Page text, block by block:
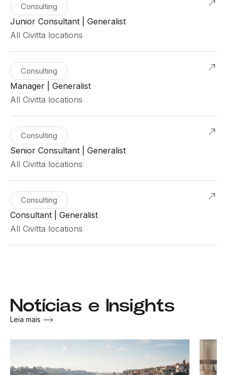
Consulting
Junior Consultant | Generalist
All Civitta locations
Consulting
Manager | Generalist
All Civitta locations
Consulting
Senior Consultant | Generalist
All Civitta locations
Consulting
Consultant | Generalist
All Civitta locations
Notícias e Insights
Leia mais